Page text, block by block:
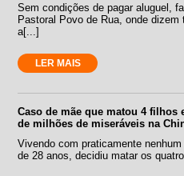
Sem condições de pagar aluguel,
Pastoral Povo de Rua, onde
a[...]
LER MAIS
Caso de mãe que matou 4
de milhões de miseráveis na
Vivendo com praticamente
de 28 anos, decidiu matar os